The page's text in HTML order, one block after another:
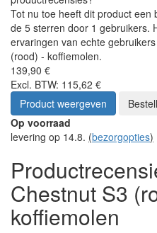
Tot nu toe heeft dit product een
de 5 sterren door 1 gebruikers.
ervaringen van echte
(rood) - koffiemolen.
139,90 €
Excl. BTW: 115,62 €
Product weergeven
Op voorraad
levering op 14.8. (bezorgopties)
Chestnut S3
koffiemolen